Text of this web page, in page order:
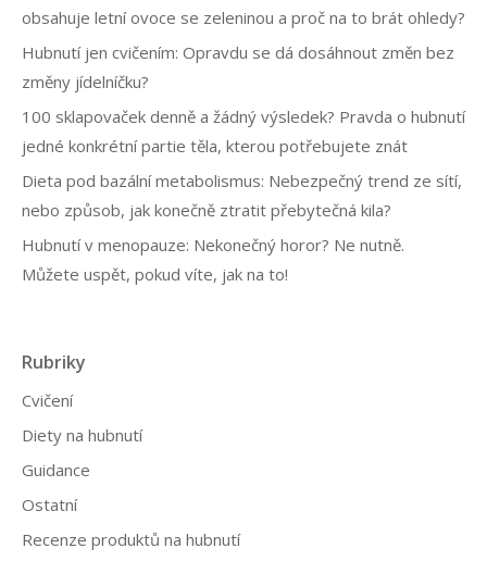
obsahuje letní ovoce se zeleninou a proč na to brát ohledy?
Hubnutí jen cvičením: Opravdu se dá dosáhnout změn bez
změny jídelníčku?
100 sklapovaček denně a žádný výsledek? Pravda o hubnutí
jedné konkrétní partie těla, kterou potřebujete znát
Dieta pod bazální metabolismus: Nebezpečný trend ze sítí,
nebo způsob, jak konečně ztratit přebytečná kila?
Hubnutí v menopauze: Nekonečný horor? Ne nutně.
Můžete uspět, pokud víte, jak na to!
Rubriky
Cvičení
Diety na hubnutí
Guidance
Ostatní
Recenze produktů na hubnutí